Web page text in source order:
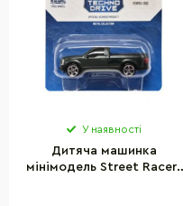
У наявності
Дитяча машинка
мінімодель Street Racers